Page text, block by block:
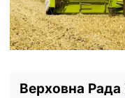
Верховна Рада